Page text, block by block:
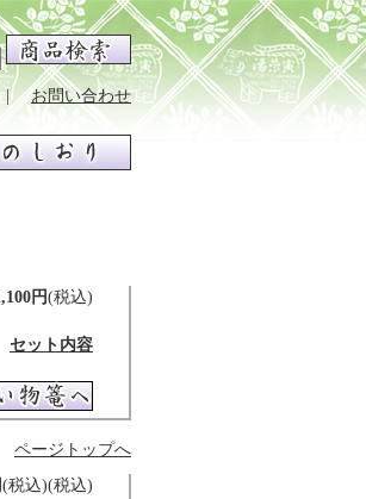
お問い合わせ
円(税込)
セット内容
ページトップへ
(税込)(税込)